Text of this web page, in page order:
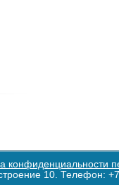
конфиденциальности
10. Телефон: